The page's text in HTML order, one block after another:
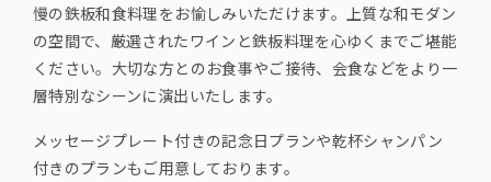
慢の鉄板和食料理をお愉しみいただけます。上質な和モダン
の空間で、厳選されたワインと鉄板料理を心ゆくまでご堪能
ください。大切な方とのお食事やご接待、会食などをより一
層特別なシーンに演出いたします。
メッセージプレート付きの記念日プランや乾杯シャンパン
付きのプランもご用意しております。